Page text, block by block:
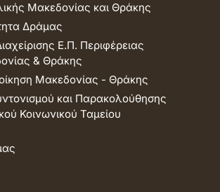
Μακεδονίας και Θράκης
Δράμας
Ε.Π. Περιφέρειας
& Θράκης
Μακεδονίας - Θράκης
και Παρακολούθησης
Κοινωνικού Ταμείου